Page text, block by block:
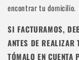
encontrar tu domicilio.
SI FACTURAMOS,
ANTES DE
TÓMALO EN